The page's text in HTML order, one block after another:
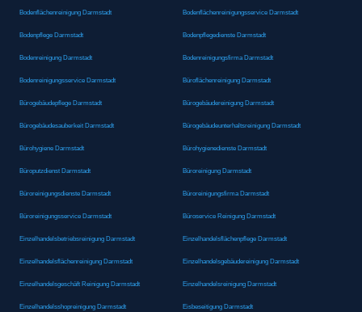
Bodenflächenreinigung Darmstadt Bodenflächenreinigungsservice Darmstadt
Bodenpflege Darmstadt Bodenpflegedienste Darmstadt
Bodenreinigung Darmstadt Bodenreinigungsfirma Darmstadt
Bodenreinigungsservice Darmstadt Büroflächenreinigung Darmstadt
Bürogebäudepflege Darmstadt Bürogebäudereinigung Darmstadt
Bürogebäudesauberkeit Darmstadt Bürogebäudeunterhaltsreinigung Darmstadt
Bürohygiene Darmstadt Bürohygienedienste Darmstadt
Büroputzdienst Darmstadt Büroreinigung Darmstadt
Büroreinigungsdienste Darmstadt Büroreinigungsfirma Darmstadt
Büroreinigungsservice Darmstadt Büroservice Reinigung Darmstadt
Einzelhandelsbetriebsreinigung Darmstadt Einzelhandelsflächenpflege Darmstadt
Einzelhandelsflächenreinigung Darmstadt Einzelhandelsgebäudereinigung Darmstadt
Einzelhandelsgeschäft Reinigung Darmstadt Einzelhandelsreinigung Darmstadt
Einzelhandelsshopreinigung Darmstadt Eisbeseitigung Darmstadt